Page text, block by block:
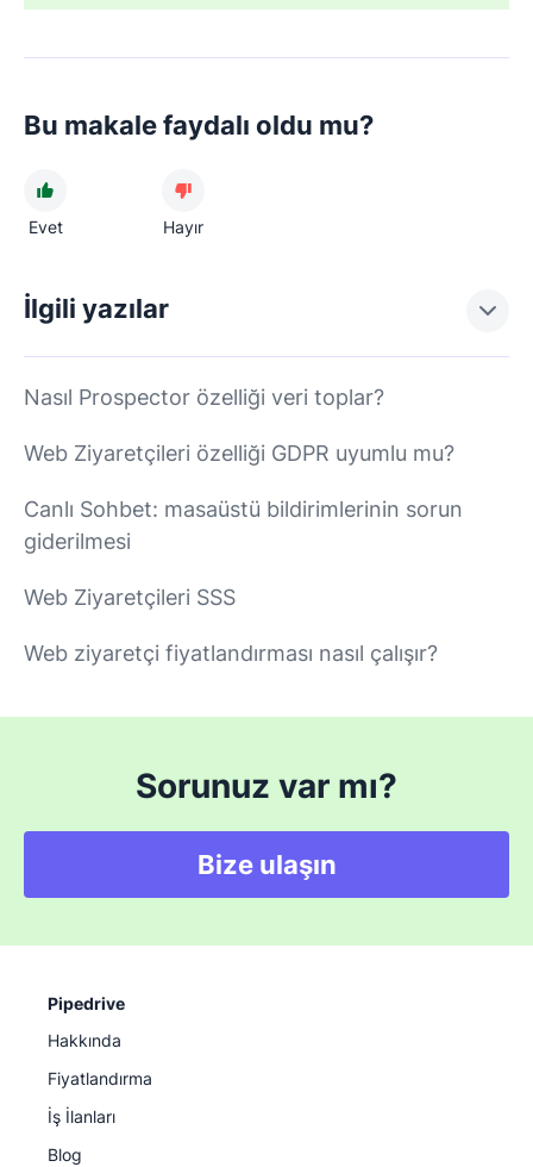
Bu makale faydalı oldu mu?
Evet Hayır
İlgili yazılar
Nasıl Prospector özelliği veri toplar?
Web Ziyaretçileri özelliği GDPR uyumlu mu?
Canlı Sohbet: masaüstü bildirimlerinin sorun
giderilmesi
Web Ziyaretçileri SSS
Web ziyaretçi fiyatlandırması nasıl çalışır?
Sorunuz var mı?
Bize ulaşın
Pipedrive
Hakkında
Fiyatlandırma
İş İlanları
Blog